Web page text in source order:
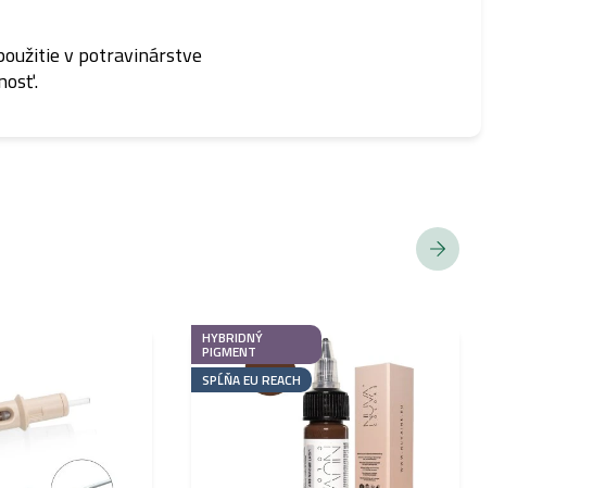
v potravinárstve
HYBRIDNÝ
PIGMENT
SPĹŇA EU REACH